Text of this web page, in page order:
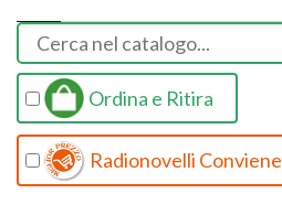
Ordina e Ritira
Radionovelli Conviene